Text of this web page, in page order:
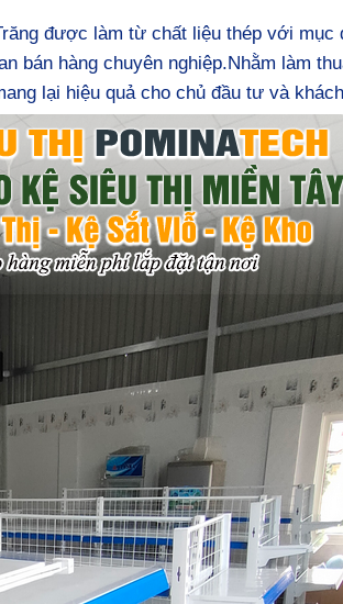
được làm từ chất liệu thép với mục
bán hàng chuyên nghiệp.Nhằm làm
lại hiệu quả cho chủ đầu tư và